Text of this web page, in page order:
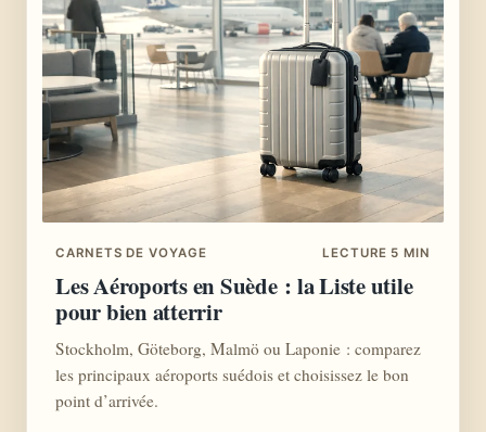
CARNETS DE VOYAGE LECTURE 5 MIN
Les Aéroports en Suède : la Liste utile
pour bien atterrir
Stockholm, Göteborg, Malmö ou Laponie : comparez
les principaux aéroports suédois et choisissez le bon
point d’arrivée.